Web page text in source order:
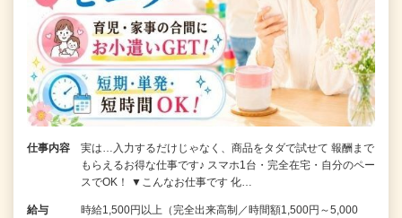
仕事内容
実は…入力するだけじゃなく、商品をタダで試せて 報酬まで
もらえるお得な仕事です♪ スマホ1台・完全在宅・自分のペー
スでOK！ ▼こんなお仕事です 化…
給与
時給1,500円以上（完全出来高制／時間額1,500円～5,000